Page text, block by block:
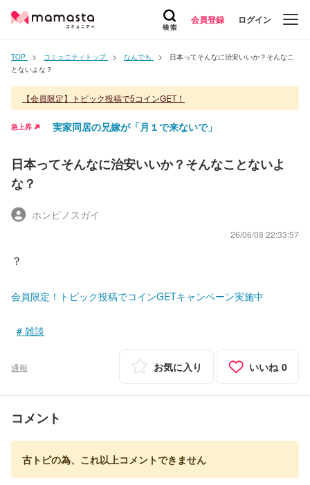
会員登録 ログイン
TOP コミュニティトップ なんでも
日本ってそんなに治安いいか？そんなこ
とないよな？
【会員限定】トピック投稿で5コインGET！
急上昇 実家同居の兄嫁が「月１で来ないで」
日本ってそんなに治安いいか？そんなことないよ
な？
ホンビノスガイ
26/06/08 22:33:57
？
会員限定！トピック投稿でコインGETキャンペーン実施中
雑談
通報 お気に入り いいね 0
コメント
古トピの為、これ以上コメントできません